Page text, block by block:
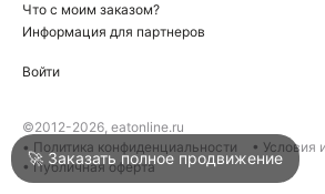
Написать в техподдержку
Что с моим заказом?
Информация для партнеров
Войти
©2012-2026, eatonline.ru
• Политика конфиденциальности
• Условия
• Публичная оферта
🚀 Заказать полное продвижение